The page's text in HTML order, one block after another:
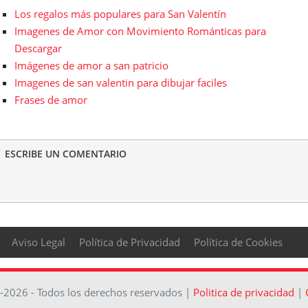
Los regalos más populares para San Valentín
Imagenes de Amor con Movimiento Románticas para
Descargar
Imágenes de amor a san patricio
Imagenes de san valentin para dibujar faciles
Frases de amor
ESCRIBE UN COMENTARIO
Aviso Legal Política de Privacidad Política de Cookies
- Todos los derechos reservados | Politica de privacidad |